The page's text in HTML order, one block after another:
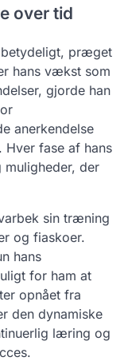
over tid
betydeligt, præget
hans vækst som
gjorde han
anerkendelse
fase af hans
der
sin træning
og fiaskoer.
hans
for ham at
opnået fra
den dynamiske
læring og